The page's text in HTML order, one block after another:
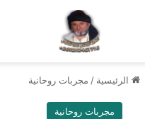
الرئيسية / مجربات روحانية
مجربات روحانية